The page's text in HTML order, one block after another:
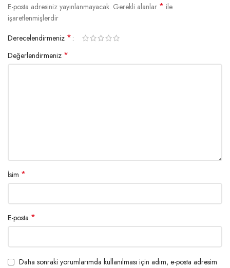
E-posta adresiniz yayınlanmayacak. Gerekli alanlar * ile
işaretlenmişlerdir
Derecelendirmeniz *
Değerlendirmeniz *
İsim *
E-posta *
Daha sonraki yorumlarımda kullanılması için adım, e-posta adresim